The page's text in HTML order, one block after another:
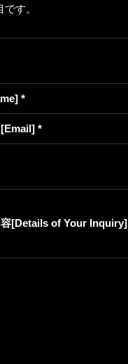
す。
*
[Email] *
容[Details of Your Inquiry]